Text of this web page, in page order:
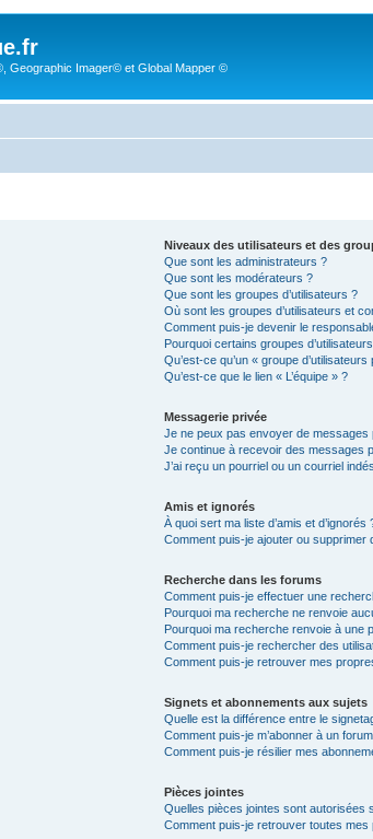
Geographic Imager© et Global Mapper ©
Niveaux des utilisateurs et des
Que sont les administrateurs ?
Que sont les modérateurs ?
Que sont les groupes d’utilisateurs ?
Où sont les groupes d’utilisateurs et
Comment puis-je devenir le
Pourquoi certains groupes
Qu’est-ce qu’un « groupe
Qu’est-ce que le lien « L’équipe » ?
Messagerie privée
Je ne peux pas envoyer de messages
Je continue à recevoir des messages
J’ai reçu un pourriel ou un courriel
Amis et ignorés
À quoi sert ma liste d’amis et d’ignorés
Comment puis-je ajouter ou supprimer
Recherche dans les forums
Comment puis-je effectuer une
Pourquoi ma recherche ne renvoie
Pourquoi ma recherche renvoie à une
Comment puis-je rechercher des
Comment puis-je retrouver mes
Signets et abonnements aux sujets
Quelle est la différence entre le
Comment puis-je m’abonner à un
Comment puis-je résilier mes
Pièces jointes
Quelles pièces jointes sont autorisées
Comment puis-je retrouver toutes mes